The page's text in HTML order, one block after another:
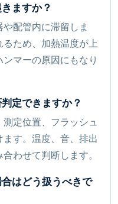
ますか？
配管内に滞留しま
ため、加熱温度が上
マーの原因にもなり
定できますか？
定位置、フラッシュ
す。温度、音、排出
わせて判断します。
はどう扱うべきで